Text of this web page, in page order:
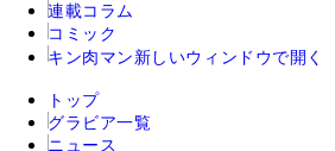
連載コラム
コミック
キン肉マン 新しいウィンドウで開く
トップ
グラビア一覧
ニュース